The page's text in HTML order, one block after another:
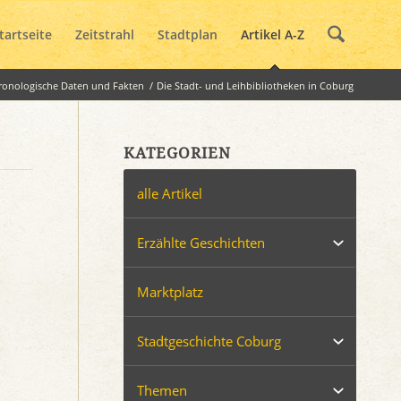
Zeitstrahl Stadtplan Artikel A-Z
Daten und Fakten / Die Stadt- und Leihbibliotheken in Coburg
KATEGORIEN
alle Artikel
Erzählte Geschichten
Marktplatz
Stadtgeschichte Coburg
Themen